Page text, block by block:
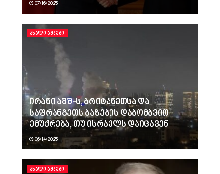
07/16/2025
ᲐᲮᲐᲚᲘ ᲐᲛᲑᲔᲑᲘ
ირანი აშშ-ს, ბრიტანეთსა და
საფრანგეთს ბაზების დაბომბვით
ემუქრება, თუ ისრაელს დაიცავენ
06/14/2025
ᲐᲮᲐᲚᲘ ᲐᲛᲑᲔᲑᲘ